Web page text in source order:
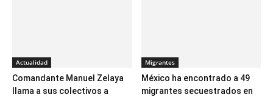
Actualidad
Comandante Manuel Zelaya
llama a sus colectivos a
Migrantes
México ha encontrado a 49
migrantes secuestrados en